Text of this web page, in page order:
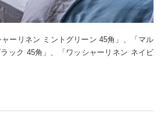
ーリネン ミントグリーン 45角」、「マル
ック 45角」、「ワッシャーリネン ネイビ